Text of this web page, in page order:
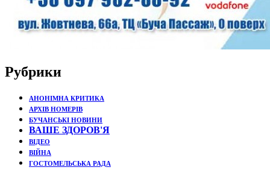
Рубрики
АНОНІМНА КРИТИКА
АРХІВ НОМЕРІВ
БУЧАНСЬКІ НОВИНИ
ВАШЕ ЗДОРОВ'Я
ВІДЕО
ВІЙНА
ГОСТОМЕЛЬСЬКА РАДА